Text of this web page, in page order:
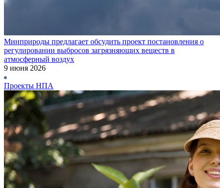
Минприроды предлагает обсудить проект постановления о
регулировании выбросов загрязняющих веществ в
атмосферный воздух
9 июня 2026
Проекты НПА